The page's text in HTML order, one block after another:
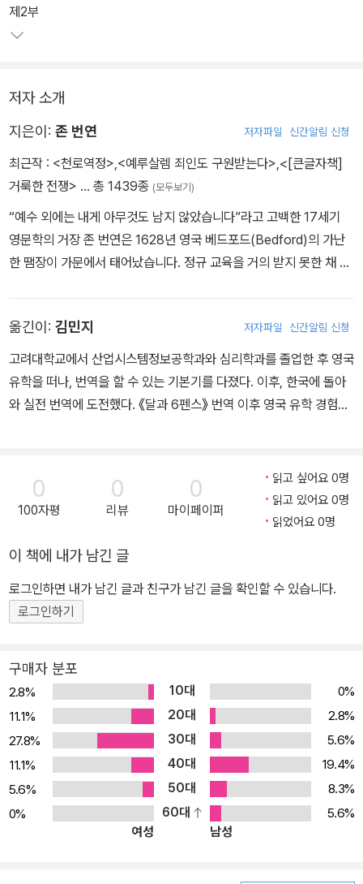
제2부
저자 소개
지은이: 존 번연 저자파일 신간알림 신청
최근작 : <천로역정>,<예루살렘 죄인도 구원받는다>,<[큰글자책]
거룩한 전쟁> … 총 1439종 (모두보기)
“예수 외에는 내게 아무것도 남지 않았습니다”라고 고백한 17세기
영문학의 거장 존 번연은 1628년 영국 베드포드(Bedford)의 가난
한 땜장이 가문에서 태어났습니다. 정규 교육을 거의 받지 못한 채 16
결혼하며 인생의 커다란 전환점을 맞이합니다. 이때 아내가 가져온
두 권의 경건 서적을 통해 깊은 회심을 경험하고 1653년 세례를 받은
후, 복음의 열정에 사로잡힌 설교자로 거듭나 평신도 설교 사역을 시
작하였습니다. 하지만 1660년 잉글랜드 국교회를 강요하던 찰스 2
차디찬 감옥조차 그의 복음 전파를 향한 의지를 꺾을 수는 없었기에,
그는 고난의 자리에서도 집필을 멈추지 않고 「천로역정」과 같은 세계
가로 활동하며 수많은 영혼을 구원의 길로 인도하던 그는, 1688년 8
월 31일 사역 중에 얻은 폐렴으로 런던에서 숨을 거두며 순례의 여정
을 마무리하였습니다. 이처럼 한 거룩한 설교자의 고난 속에서 탄생
한 「천로역정」(天路歷程, The Pilgrim’s Progress)은, 19세기 최
독하며 “성경 다음으로 가장 귀한 책”이라 격찬한 기독교 문학의 영
원한 고전입니다. 우화를 통해 주인공 ‘크리스천’이 멸망의 도시를 떠
나 천성으로 향하는 험난한 여정을 생생하게 그려낸 이 책은, 꿈의 형
식을 빌린 생동감 넘치는 대화체로 구성되어 누구나 쉽게 읽을 수 있
으면서도 그 안에는 칭의와 성화, 그리고 영화에 이르는 복음의 핵심
진리가 깊이 있게 녹아 있습니다. 이러한 탁월한 가치 덕분에 1692년
까지 영국에서만 10만 부 이상 인쇄되었고, 우리나라에는 1895년 제
임스 게일(James S.Gale) 선교사를 통해 최초로 소개된 이후 지금
옮긴이: 김민지 저자파일 신간알림 신청
고려대학교에서 산업시스템정보공학과와 심리학과를 졸업한 후 영국
유학을 떠나, 번역을 할 수 있는 기본기를 다졌다. 이후, 한국에 돌아
와 실전 번역에 도전했다. 《달과 6펜스》 번역 이후 영국 유학 경험을
국어문화학과에 재학 중이며 왕성한 번역 활동을 하고 있다.
0
100자평
0
리뷰
0
마이페이퍼
읽고 싶어요 0명
읽고 있어요 0명
읽었어요 0명
이 책에 내가 남긴 글
로그인하면 내가 남긴 글과 친구가 남긴 글을 확인할 수 있습니다.
로그인하기
구매자 분포
2.8% 10대
0%
11.1%
20대
2.8%
27.8%
30대
5.6%
11.1%
40대
19.4%
5.6%
50대
8.3%
0%
60대
5.6%
여성
남성